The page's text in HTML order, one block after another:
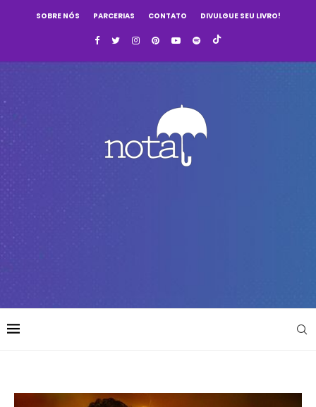
SOBRE NÓS PARCERIAS CONTATO DIVULGUE SEU LIVRO!